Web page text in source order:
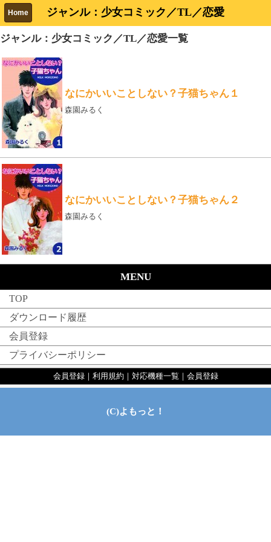
ジャンル：少女コミック／TL／恋愛
Home
ジャンル：少女コミック／TL／恋愛一覧
なにかいいことしない？子猫ちゃん１
森園みるく
なにかいいことしない？子猫ちゃん２
森園みるく
MENU
TOP
ダウンロード履歴
会員登録
プライバシーポリシー
会員登録｜ 利用規約 ｜ 対応機種一覧 ｜ 会員登録
(C)よもっと！